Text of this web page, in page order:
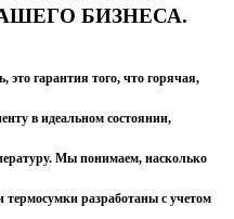
БИЗНЕСА.
это гарантия того, что горячая,
в идеальном состоянии,
Мы понимаем, насколько
термосумки разработаны с учетом